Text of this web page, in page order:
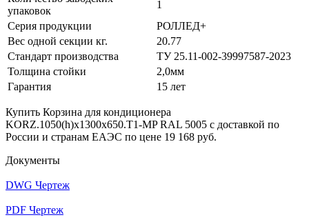
упаковок
1
Серия продукции
РОЛЛЕД+
Вес одной секции кг.
20.77
Стандарт производства
ТУ 25.11-002-39997587-2023
Толщина стойки
2,0мм
Гарантия
15 лет
Купить Корзина для кондиционера
KORZ.1050(h)x1300x650.T1-MP RAL 5005 с доставкой по
России и странам ЕАЭС по цене 19 168 руб.
Документы
DWG Чертеж
PDF Чертеж